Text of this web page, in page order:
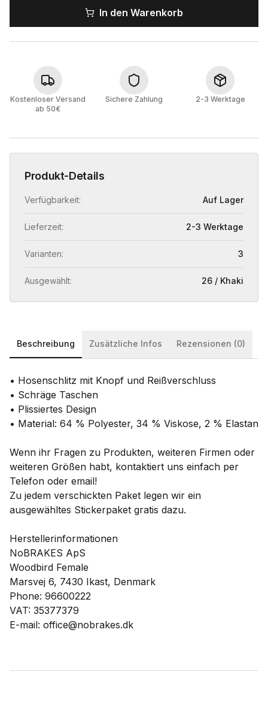
In den Warenkorb
Kostenloser Versand
ab 50€
Sichere Zahlung 2-3 Werktage
Produkt-Details
Verfügbarkeit: Auf Lager
Lieferzeit: 2-3 Werktage
Varianten: 3
Ausgewählt: 26 / Khaki
Beschreibung Zusätzliche Infos Rezensionen (0)
• Hosenschlitz mit Knopf und Reißverschluss
• Schräge Taschen
• Plissiertes Design
• Material: 64 % Polyester, 34 % Viskose, 2 % Elastan
Wenn ihr Fragen zu Produkten, weiteren Firmen oder
weiteren Größen habt, kontaktiert uns einfach per
Telefon oder email!
Zu jedem verschickten Paket legen wir ein
ausgewähltes Stickerpaket gratis dazu.
Herstellerinformationen
NoBRAKES ApS
Woodbird Female
Marsvej 6, 7430 Ikast, Denmark
Phone: 96600222
VAT: 35377379
E-mail: office@nobrakes.dk